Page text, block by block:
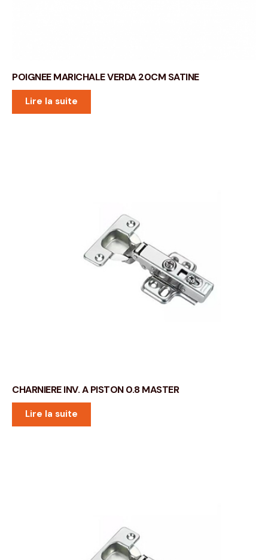
POIGNEE MARICHALE VERDA 20CM SATINE
Lire la suite
CHARNIERE INV. A PISTON 0.8 MASTER
Lire la suite